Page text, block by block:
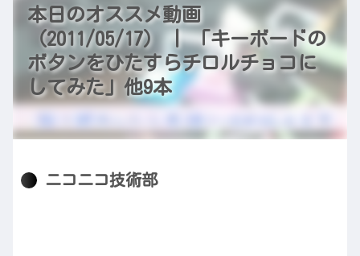
本日のオススメ動画
（2011/05/17） | 「キーボードの
ボタンをひたすらチロルチョコに
してみた」他9本
ニコニコ技術部